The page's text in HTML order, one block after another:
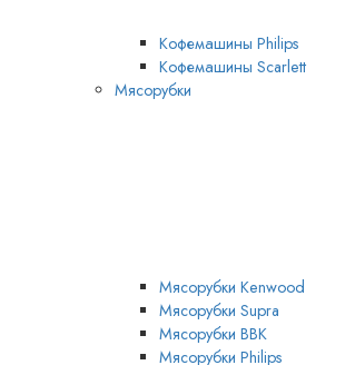
Кофемашины Philips
Кофемашины Scarlett
Мясорубки
Мясорубки Kenwood
Мясорубки Supra
Мясорубки BBK
Мясорубки Philips